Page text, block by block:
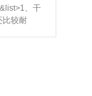
烧机油现
动性，
半轴磨
产生异
和球头
、干
比较耐